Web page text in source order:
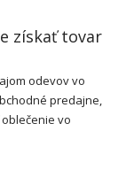
získať tovar
odevov vo
predajne,
vo
a …